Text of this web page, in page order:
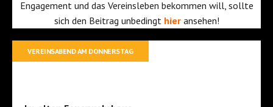
Engagement und das Vereinsleben bekommen will, sollte
sich den Beitrag unbedingt hieransehen!
VEREINSABEND AM DONNERSTAG